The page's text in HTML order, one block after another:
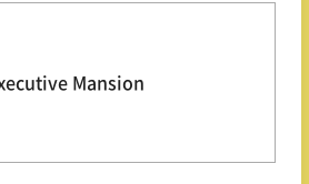
Mansion